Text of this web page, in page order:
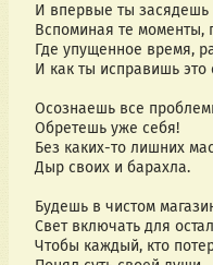
И впервые ты засядешь
Вспоминая те моменты,
Где упущенное время,
И как ты исправишь это
Осознаешь все
Обретешь уже себя!
Без каких-то лишних
Дыр своих и барахла.
Будешь в чистом
Свет включать для
Чтобы каждый, кто